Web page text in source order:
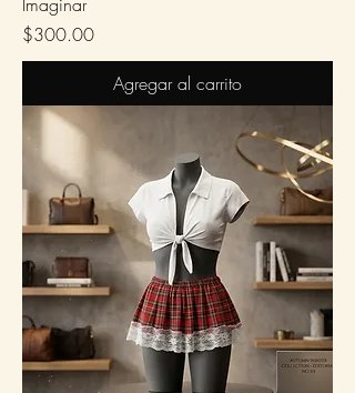
Precio
$300.00
Agregar al carrito